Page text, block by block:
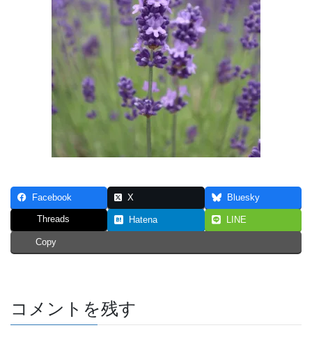
Facebook X Bluesky
Threads Hatena LINE
Copy
コメントを残す